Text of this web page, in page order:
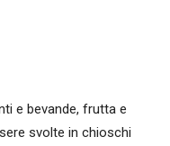
e bevande, frutta e
svolte in chioschi